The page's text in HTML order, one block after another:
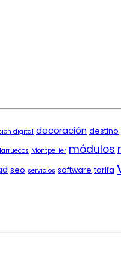
digital decoración destino
Montpellier módulos
seo servicios software tarifa